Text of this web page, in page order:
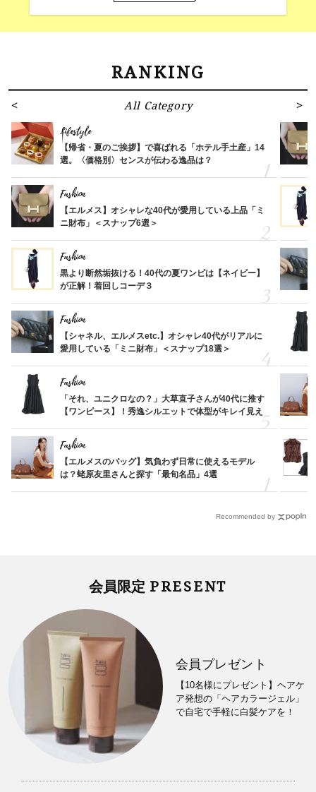
RANKING
All Category
Lifestyle
【帰省・夏のご挨拶】で喜ばれる「ホテル手土産」14
選。〈価格別〉センスが伝わる逸品は？
Fashion
【エルメス】オシャレな40代が愛用している上品「ミ
ニ財布」＜スナップ6選＞
Fashion
黒より断然垢抜ける！40代の夏ワンピは【ネイビー】
が正解！着回しコーデ３
Fashion
【シャネル、エルメスetc.】オシャレ40代がリアルに
愛用している「ミニ財布」＜スナップ18選＞
Fashion
「それ、ユニクロなの？」大草直子さんが40代に推す
【ワンピース】！秀逸シルエットで体型がキレイ見え
Fashion
【エルメスのバッグ】気負わず日常に使えるモデル
は？蛯原友里さんと探す「最旬名品」4選
Recommended by
会員限定 PRESENT
会員プレゼント
【10名様にプレゼント】ヘアケ
ア発想の「ヘアカラージェル」
で自宅で手軽に白髪ケアを！